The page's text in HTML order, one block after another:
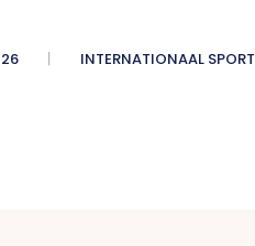
INTERNATIONAAL SPORT